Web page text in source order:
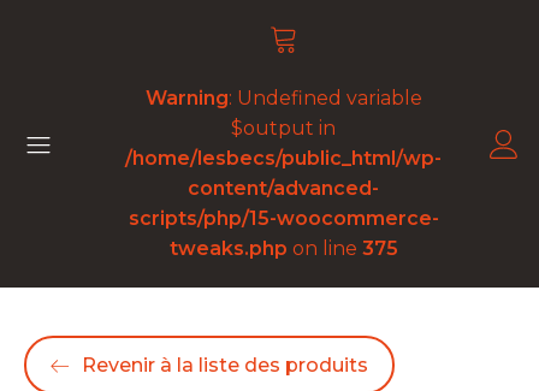
Warning: Undefined variable
$output in
/home/lesbecs/public_html/wp-
content/advanced-
scripts/php/15-woocommerce-
tweaks.php on line 375
Revenir à la liste des produits